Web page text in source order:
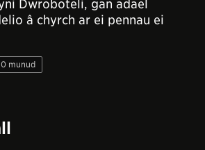
Dwroboteli, gan adael
â chyrch ar ei pennau ei
munud